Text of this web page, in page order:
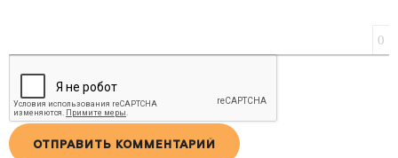
0
ОТПРАВИТЬ КОММЕНТАРИЙ